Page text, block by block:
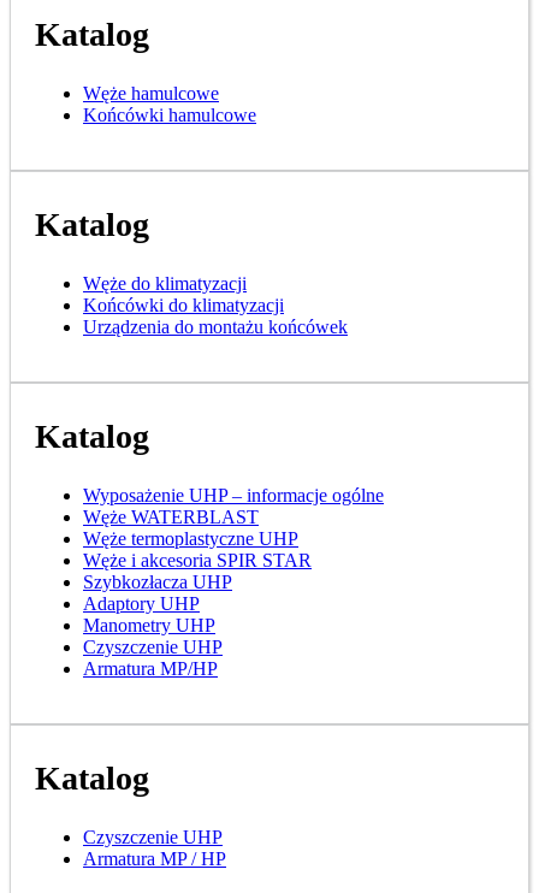
Katalog
Węże hamulcowe
Końcówki hamulcowe
Katalog
Węże do klimatyzacji
Końcówki do klimatyzacji
Urządzenia do montażu końcówek
Katalog
Wyposażenie UHP – informacje ogólne
Węże WATERBLAST
Węże termoplastyczne UHP
Węże i akcesoria SPIR STAR
Szybkozłacza UHP
Adaptory UHP
Manometry UHP
Czyszczenie UHP
Armatura MP/HP
Katalog
Czyszczenie UHP
Armatura MP / HP